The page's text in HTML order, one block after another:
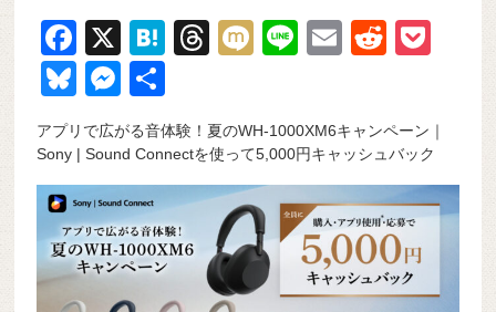
F
a
c
e
b
o
o
k
X
H
n
a
T
a
d
s
M
Li
E
R
di
t
et
Bl
e
sk
y
M
e
ss
e
n
g
er
有
アプリで広がる音体験！夏のWH-1000XM6キャンペーン｜
Sony | Sound Connectを使って5,000円キャッシュバック